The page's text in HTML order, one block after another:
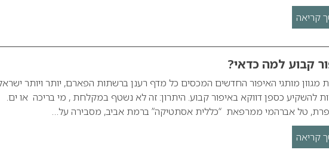
קריאה
קבוע למה כדאי?
מגוון מותגי האיפור החדשים המכסים כל מדף רענן ברשתות הפארם, יותר ויותר
להשקיע כספן דווקא באיפור קבוע. היתרון: זה לא נשטף במקלחת , מי בריכה או ים.
טל אברהמי ממרפאת “כללית אסתטיקה” ברמת אביב, מסבירה על…
קריאה